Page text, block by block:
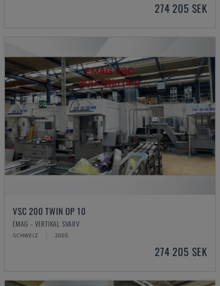
274 205 SEK
VSC 200 TWIN OP 10
EMAG - VERTIKAL SVARV
SCHWEIZ 2005
274 205 SEK